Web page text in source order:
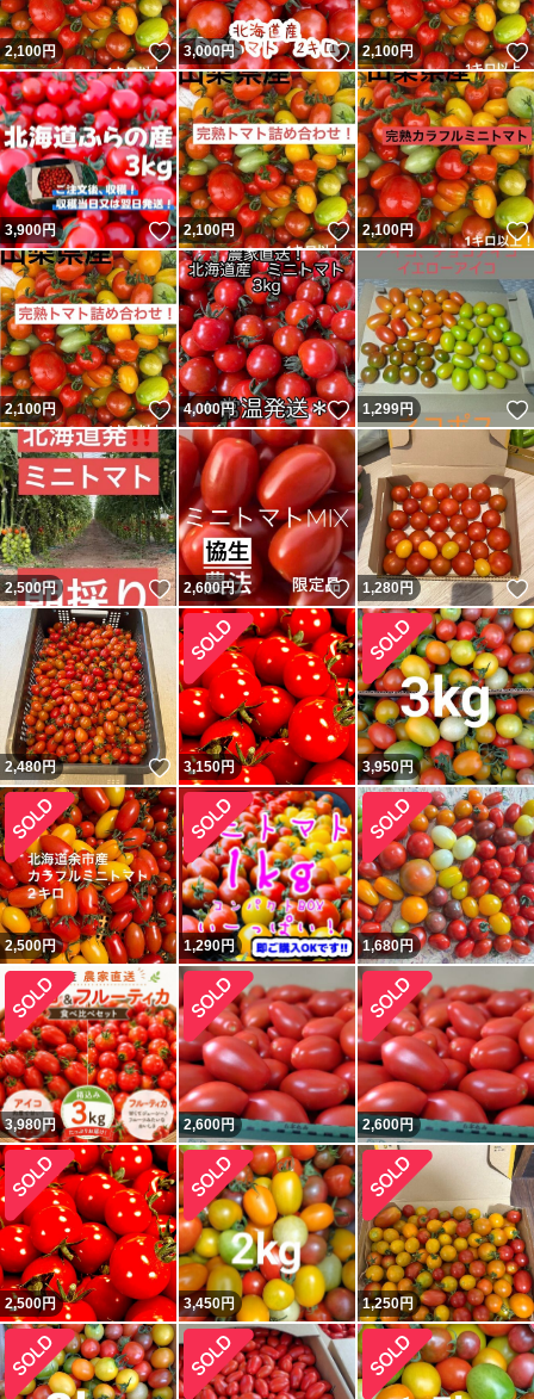
2,100円 いいね！
3,000円 いいね！
2,100円
3,900円 いいね！
2,100円 いいね！
2,100円
2,100円 いいね！
4,000円 いいね！
1,299円
2,500円 いいね！
2,600円 いいね！
1,280円
2,480円 いいね！
3,150円 3,950円
2,500円 1,290円 1,680円
3,980円 2,600円 2,600円
2,500円 3,450円 1,250円